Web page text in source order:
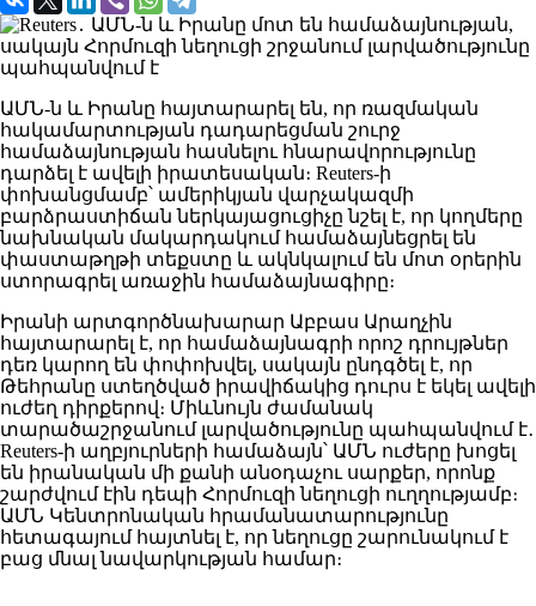
ԱՄՆ-ն և Իրանը հայտարարել են, որ ռազմական
հակամարտության դադարեցման շուրջ
համաձայնության հասնելու հնարավորությունը
դարձել է ավելի իրատեսական։ Reuters-ի
փոխանցմամբ՝ ամերիկյան վարչակազմի
բարձրաստիճան ներկայացուցիչը նշել է, որ կողմերը
նախնական մակարդակում համաձայնեցրել են
փաստաթղթի տեքստը և ակնկալում են մոտ օրերին
ստորագրել առաջին համաձայնագիրը։
Իրանի արտգործնախարար Աբբաս Արաղչին
հայտարարել է, որ համաձայնագրի որոշ դրույթներ
դեռ կարող են փոփոխվել, սակայն ընդգծել է, որ
Թեհրանը ստեղծված իրավիճակից դուրս է եկել ավելի
ուժեղ դիրքերով։ Միևնույն ժամանակ
տարածաշրջանում լարվածությունը պահպանվում է․
Reuters-ի աղբյուրների համաձայն՝ ԱՄՆ ուժերը խոցել
են իրանական մի քանի անօդաչու սարքեր, որոնք
շարժվում էին դեպի Հորմուզի նեղուցի ուղղությամբ։
ԱՄՆ Կենտրոնական հրամանատարությունը
հետագայում հայտնել է, որ նեղուցը շարունակում է
բաց մնալ նավարկության համար։